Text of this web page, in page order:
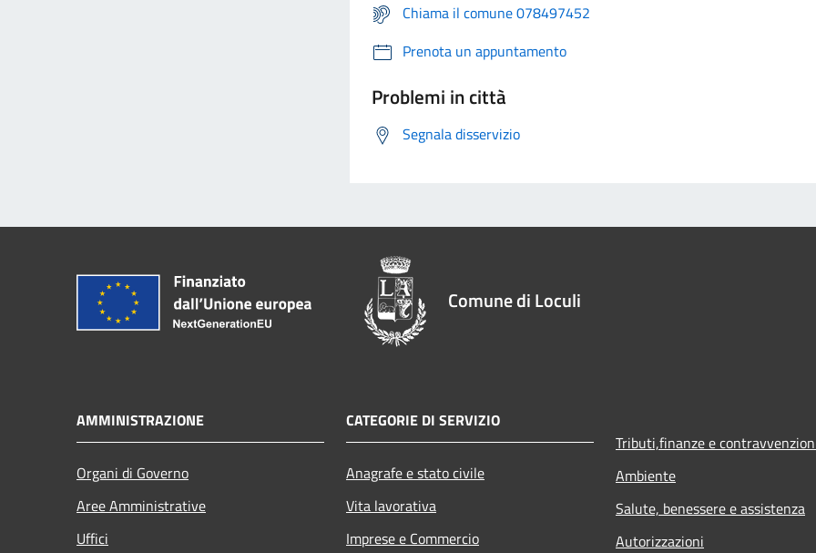
Chiama il comune 078497452
Prenota un appuntamento
Problemi in città
Segnala disservizio
Comune di Loculi
AMMINISTRAZIONE
Organi di Governo
Aree Amministrative
Uffici
CATEGORIE DI SERVIZIO
Anagrafe e stato civile
Vita lavorativa
Imprese e Commercio
Tributi,finanze e
Ambiente
Salute, benessere e assistenza
Autorizzazioni